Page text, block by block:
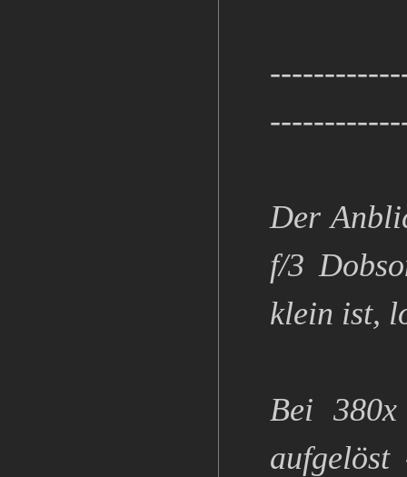
Der
f/3
klein ist,
Bei